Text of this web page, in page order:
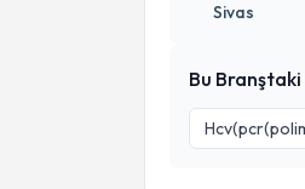
Sivas
Bu Branştaki